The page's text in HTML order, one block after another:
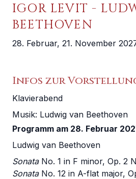
IGOR LEVIT -
BEETHOVEN
28. Februar, 21. November
Infos zur
Klavierabend
Musik: Ludwig van Beethoven
Programm am 28. Februar
Ludwig van Beethoven
SonataNo. 1 in F minor, Op. 2
SonataNo. 12 in A-flat major,